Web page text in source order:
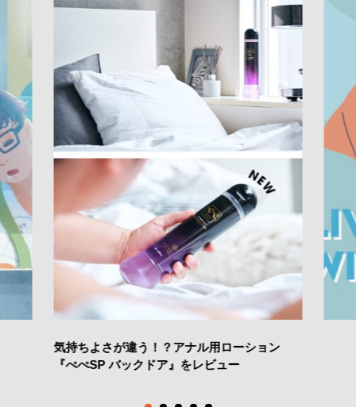
気持ちよさが違う！？アナル用ローション
『ぺぺSP バックドア』をレビュー